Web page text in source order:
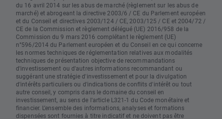
du 16 avril 2014 sur les abus de marché (règlement sur les abus de
marché) et abrogeant la directive 2003/6 / CE du Parlement européen
et du Conseil et directives 2003/124 / CE, 2003/125 / CE et 2004/72 /
CE de la Commission et règlement délégué (UE) 2016/958 de la
Commission du 9 mars 2016 complétant le règlement (UE)
n°596/2014 du Parlement européen et du Conseil en ce qui concerne
les normes techniques de réglementation relatives aux modalités
techniques de présentation objective de recommandations
d'investissement ou d'autres informations recommandant ou
suggérant une stratégie d'investissement et pour la divulgation
d'intérêts particuliers ou d'indications de conflits d'intérêt ou tout
autre conseil, y compris dans le domaine du conseil en
investissement, au sens de l'article L321-1 du Code monétaire et
financier. L’ensemble des informations, analyses et formations
dispensées sont fournies à titre indicatif et ne doivent pas être